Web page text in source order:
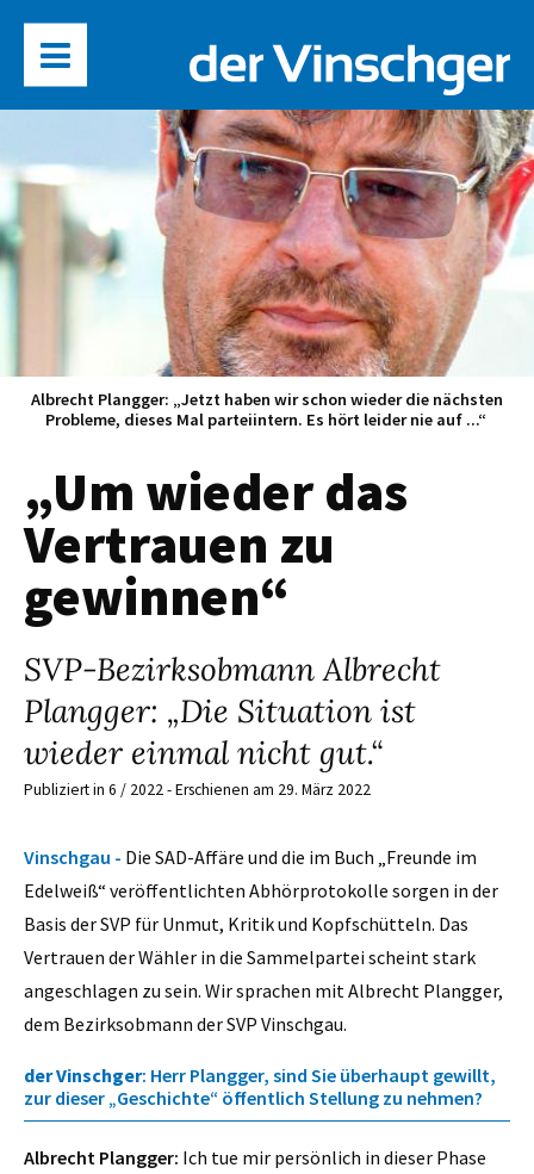
Albrecht Plangger: „Jetzt haben wir schon wieder die nächsten
Probleme, dieses Mal parteiintern. Es hört leider nie auf ...“
„Um wieder das
Vertrauen zu
gewinnen“
SVP-Bezirksobmann Albrecht
Plangger: „Die Situation ist
wieder einmal nicht gut.“
Publiziert in 6 / 2022 - Erschienen am 29. März 2022
Vinschgau - Die SAD-Affäre und die im Buch „Freunde im
Edelweiß“ veröffentlichten Abhörprotokolle sorgen in der
Basis der SVP für Unmut, Kritik und Kopfschütteln. Das
Vertrauen der Wähler in die Sammelpartei scheint stark
angeschlagen zu sein. Wir sprachen mit Albrecht Plangger,
dem Bezirksobmann der SVP Vinschgau.
der Vinschger: Herr Plangger, sind Sie überhaupt gewillt,
zur dieser „Geschichte“ öffentlich Stellung zu nehmen?
Albrecht Plangger: Ich tue mir persönlich in dieser Phase